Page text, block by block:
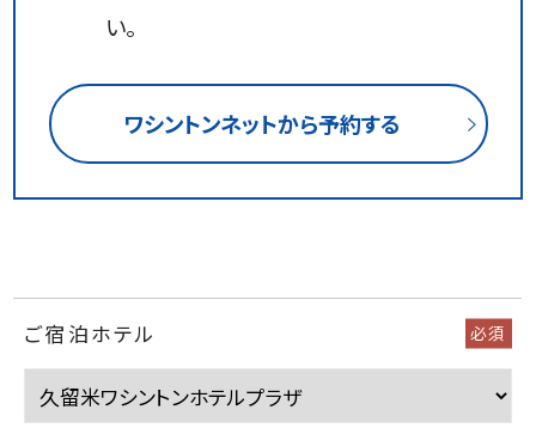
い。
ワシントンネットから予約する
ご宿泊ホテル 必須